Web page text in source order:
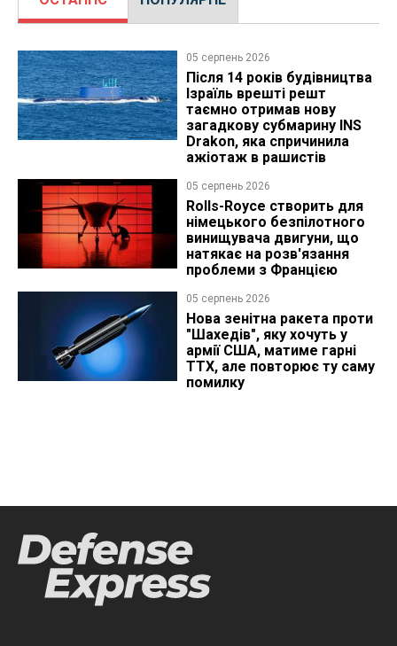
05 серпень 2026
Після 14 років будівництва
Ізраїль врешті решт
таємно отримав нову
загадкову субмарину INS
Drakon, яка спричинила
ажіотаж в рашистів
05 серпень 2026
Rolls-Royce створить для
німецького безпілотного
винищувача двигуни, що
натякає на розв'язання
проблеми з Францією
05 серпень 2026
Нова зенітна ракета проти
"Шахедів", яку хочуть у
армії США, матиме гарні
ТТХ, але повторює ту саму
помилку